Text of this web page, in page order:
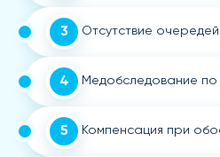
3 Отсутствие очередей
4 Медобследование
5 Компенсация при